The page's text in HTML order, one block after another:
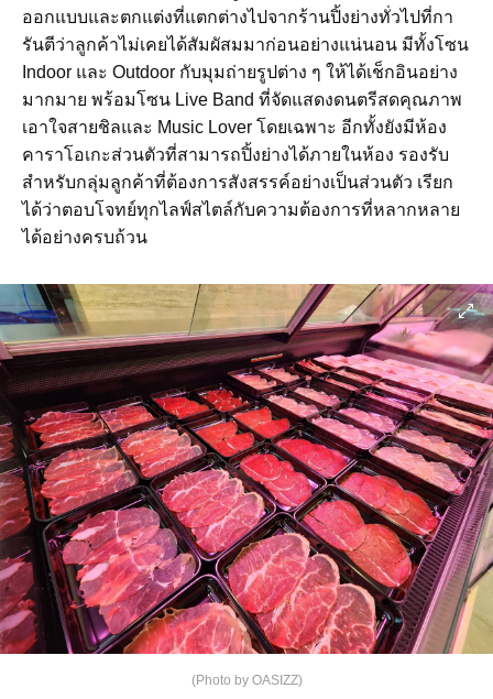
ออกแบบและตกแต่งที่แตกต่างไปจากร้านปิ้งย่างทั่วไปที่กา
รันตีว่าลูกค้าไม่เคยได้สัมผัสมมาก่อนอย่างแน่นอน มีทั้งโซน
Indoor และ Outdoor กับมุมถ่ายรูปต่าง ๆ ให้ได้เช็กอินอย่าง
มากมาย พร้อมโซน Live Band ที่จัดแสดงดนตรีสดคุณภาพ
เอาใจสายชิลและ Music Lover โดยเฉพาะ อีกทั้งยังมีห้อง
คาราโอเกะส่วนตัวที่สามารถปิ้งย่างได้ภายในห้อง รองรับ
สำหรับกลุ่มลูกค้าที่ต้องการสังสรรค์อย่างเป็นส่วนตัว เรียก
ได้ว่าตอบโจทย์ทุกไลฟ์สไตล์กับความต้องการที่หลากหลาย
ได้อย่างครบถ้วน
(Photo by OASIZZ)